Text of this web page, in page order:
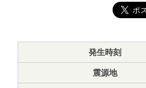
発生時刻
震源地